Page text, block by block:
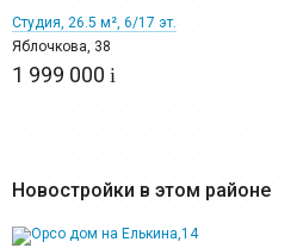
Студия, 26.5 м², 6/17 эт.
Яблочкова, 38
1 999 000 i
Новостройки в этом районе